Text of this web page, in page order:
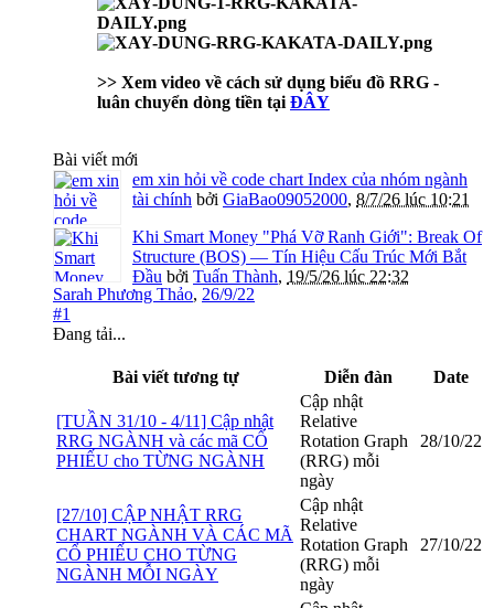
>> Xem video về cách sử dụng biểu đồ RRG -
luân chuyển dòng tiền tại ĐÂY
Bài viết mới
em xin hỏi về code chart Index của nhóm ngành
tài chính bởi GiaBao09052000, 8/7/26 lúc 10:21
Khi Smart Money "Phá Vỡ Ranh Giới": Break Of
Structure (BOS) — Tín Hiệu Cấu Trúc Mới Bắt
Đầu bởi Tuấn Thành, 19/5/26 lúc 22:32
Sarah Phương Thảo, 26/9/22
#1
Đang tải...
Bài viết tương tự Diễn đàn Date
[TUẦN 31/10 - 4/11] Cập nhật
RRG NGÀNH và các mã CỔ
PHIẾU cho TỪNG NGÀNH
Cập nhật
Relative
Rotation Graph
(RRG) mỗi
ngày
28/10/22
[27/10] CẬP NHẬT RRG
CHART NGÀNH VÀ CÁC MÃ
CỔ PHIẾU CHO TỪNG
NGÀNH MỖI NGÀY
Cập nhật
Relative
Rotation Graph
(RRG) mỗi
ngày
27/10/22